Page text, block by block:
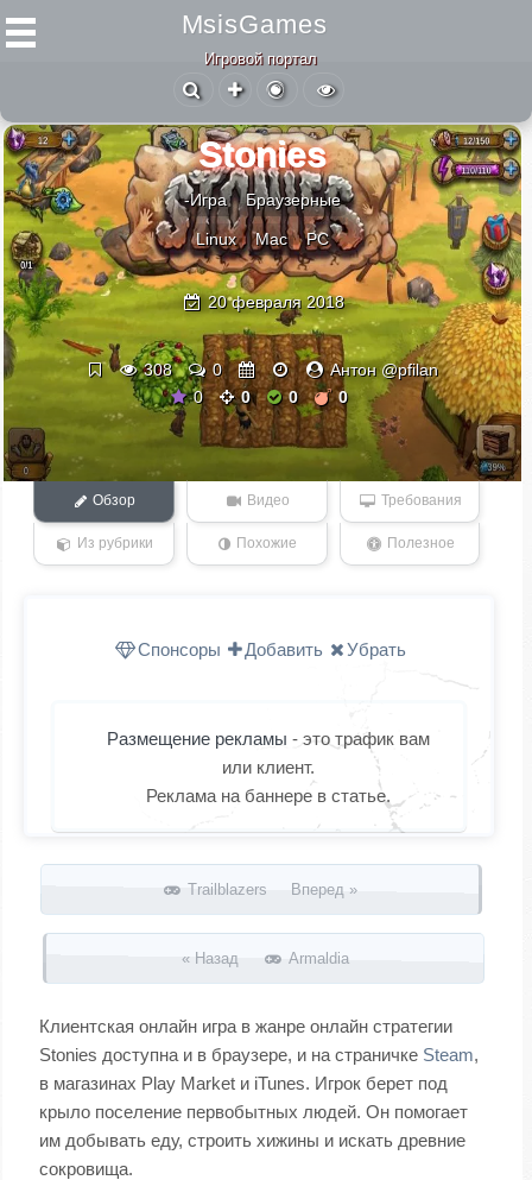
MsisGames
Игровой портал
Stonies
-Игра Браузерные
Linux Mac PC
20 февраля 2018
308 0
Антон @pfilan
0
0 0 0
Обзор Видео Требования
Из рубрики Похожие Полезное
Спонсоры Добавить Убрать
Размещение рекламы - это трафик вам
или клиент.
Реклама на баннере в статье.
Запись навигация
Trailblazers Вперед »
« Назад Armaldia
Клиентская онлайн игра в жанре онлайн стратегии
Stonies доступна и в браузере, и на страничке Steam,
в магазинах Play Market и iTunes. Игрок берет под
крыло поселение первобытных людей. Он помогает
им добывать еду, строить хижины и искать древние
сокровища.